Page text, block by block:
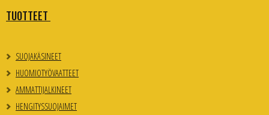
TUOTTEET
SUOJAKÄSINEET
HUOMIOTYÖVAATTEET
AMMATTIJALKINEET
HENGITYSSUOJAIMET